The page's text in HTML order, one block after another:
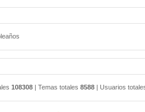
108308| Temas totales 8588| Usuarios